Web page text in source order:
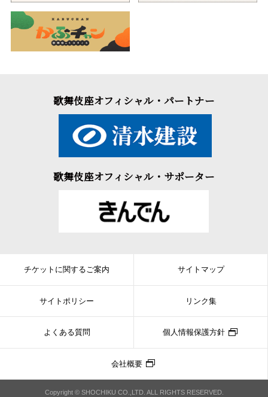
歌舞伎座オフィシャル・パートナー
歌舞伎座オフィシャル・サポーター
チケットに関するご案内 サイトマップ
サイトポリシー リンク集
よくある質問 個人情報保護方針
会社概要
Copyright © SHOCHIKU CO.,LTD. ALL RIGHTS RESERVED.